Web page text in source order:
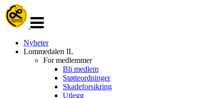
navigasjon
Nyheter
Lommedalen IL
For medlemmer
Bli medlem
Støtteordninger
Skadeforsikring
Utlegg